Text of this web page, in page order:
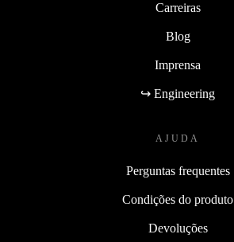
Carreiras
Blog
Imprensa
↪ Engineering
AJUDA
Perguntas frequentes
Condições do produto
Devoluções